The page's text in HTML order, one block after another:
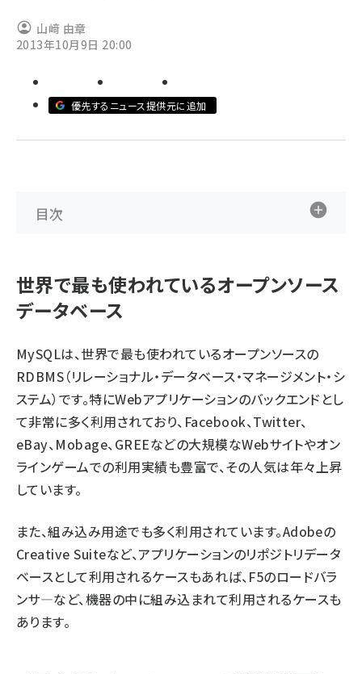
山﨑 由章
2013年10月9日 20:00
優先するニュース提供元に追加
目次
世界で最も使われているオープンソース
データベース
MySQLは、世界で最も使われているオープンソースの
RDBMS（リレーショナル・データベース・マネージメント・シ
ステム）です。特にWebアプリケーションのバックエンドとし
て非常に多く利用されており、Facebook、Twitter、
eBay、Mobage、GREEなどの大規模なWebサイトやオン
ラインゲームでの利用実績も豊富で、その人気は年々上昇
しています。
また、組み込み用途でも多く利用されています。Adobeの
Creative Suiteなど、アプリケーションのリポジトリデータ
ベースとして利用されるケースもあれば、F5のロードバラ
ンサ—など、機器の中に組み込まれて利用されるケースも
あります。